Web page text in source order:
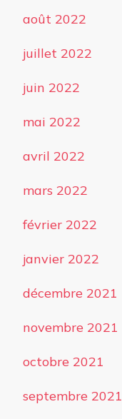
août 2022
juillet 2022
juin 2022
mai 2022
avril 2022
mars 2022
février 2022
janvier 2022
décembre 2021
novembre 2021
octobre 2021
septembre 2021